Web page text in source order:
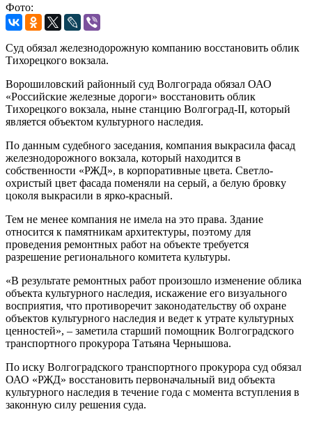
Фото:
Суд обязал железнодорожную компанию восстановить облик
Тихорецкого вокзала.
Ворошиловский районный суд Волгограда обязал ОАО
«Российские железные дороги» восстановить облик
Тихорецкого вокзала, ныне станцию Волгоград-II, который
является объектом культурного наследия.
По данным судебного заседания, компания выкрасила фасад
железнодорожного вокзала, который находится в
собственности «РЖД», в корпоративные цвета. Светло-
охристый цвет фасада поменяли на серый, а белую бровку
цоколя выкрасили в ярко-красный.
Тем не менее компания не имела на это права. Здание
относится к памятникам архитектуры, поэтому для
проведения ремонтных работ на объекте требуется
разрешение регионального комитета культуры.
«В результате ремонтных работ произошло изменение облика
объекта культурного наследия, искажение его визуального
восприятия, что противоречит законодательству об охране
объектов культурного наследия и ведет к утрате культурных
ценностей», – заметила старший помощник Волгоградского
транспортного прокурора Татьяна Чернышова.
По иску Волгоградского транспортного прокурора суд обязал
ОАО «РЖД» восстановить первоначальный вид объекта
культурного наследия в течение года с момента вступления в
законную силу решения суда.